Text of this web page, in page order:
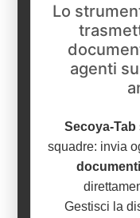
Lo
agenti
Secoya-Tab
squadre: invia
Gestisci la